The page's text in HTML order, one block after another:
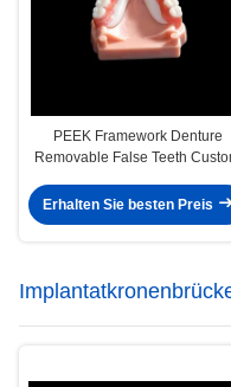
PEEK Framework Denture
Removable False Teeth
Erhalten Sie besten Preis